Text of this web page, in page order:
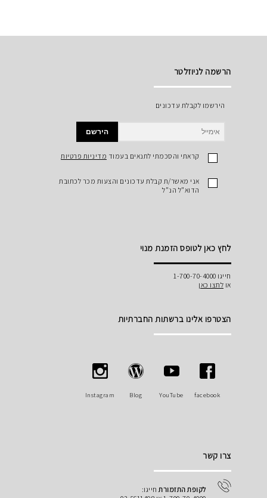
הרשמה לניוזלטר
הירשמו לקבלת עדכונים
הירשם
קראתי והסכמתי לתנאים בעמוד מדיניות פרטיות
אני מאשר/ת קבלת עדכונים והצעות מכר לכתובת
הדוא"ל הנ"ל
לחץ כאן לטופס הזמנת מנוי
חייגו 1-700-70-4000
או לחצו כאן
הצטרפו אלינו ברשתות החברתיות
facebook
YouTube
Blog
Instagram
צרו קשר
לקופת התזמורתחייגו: